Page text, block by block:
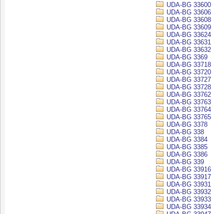
UDA-BG 33600
UDA-BG 33606
UDA-BG 33608
UDA-BG 33609
UDA-BG 33624
UDA-BG 33631
UDA-BG 33632
UDA-BG 3369
UDA-BG 33718
UDA-BG 33720
UDA-BG 33727
UDA-BG 33728
UDA-BG 33762
UDA-BG 33763
UDA-BG 33764
UDA-BG 33765
UDA-BG 3378
UDA-BG 338
UDA-BG 3384
UDA-BG 3385
UDA-BG 3386
UDA-BG 339
UDA-BG 33916
UDA-BG 33917
UDA-BG 33931
UDA-BG 33932
UDA-BG 33933
UDA-BG 33934